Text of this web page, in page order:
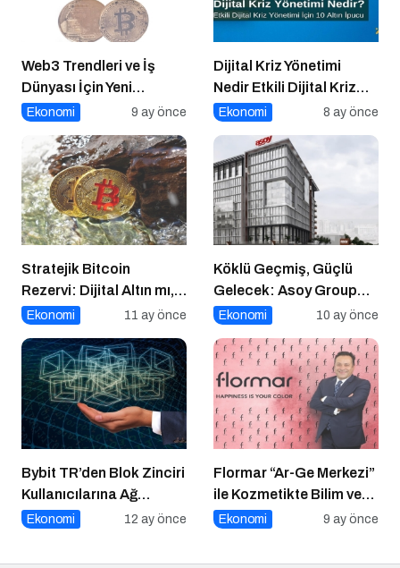
Web3 Trendleri ve İş
Dünyası İçin Yeni
Fırsatlar
Ekonomi 9 ay önce
Dijital Kriz Yönetimi
Nedir Etkili Dijital Kriz
Yönetimi için 10 Altın
Ekonomi 8 ay önce
Stratejik Bitcoin
Rezervi: Dijital Altın mı,
Riskli Bir Hamle mi?
Ekonomi 11 ay önce
Köklü Geçmiş, Güçlü
Gelecek: Asoy Group
Türkiye’nin Değerini
Ekonomi 10 ay önce
Bybit TR’den Blok Zinciri
Kullanıcılarına Ağ
Tıkanıklığı Rehberi!
Ekonomi 12 ay önce
Flormar “Ar-Ge Merkezi”
ile Kozmetikte Bilim ve
Teknolojiyi Buluşturuyor!
Ekonomi 9 ay önce